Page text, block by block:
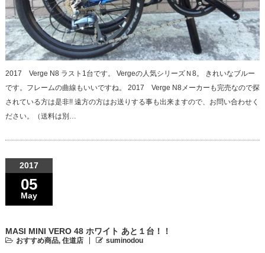
2017 Verge N8 ラスト1台です。 Vergeの人気シリーズＮ8。 きれいなブルー
です。フレームの曲線もいいですね。 2017 Verge N8メーカーも完売なので探
されている方は是非!! 遠方の方はお送りする事も出来ますので、お問い合わせく
ださい。（送料は別…
2017
05
May
MASI MINI VERO 48 ホワイト あと１台！！
おすすめ商品, 住道店 suminodou